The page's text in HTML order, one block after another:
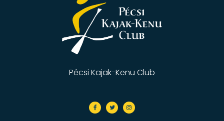
Pécsi Kajak-Kenu Club